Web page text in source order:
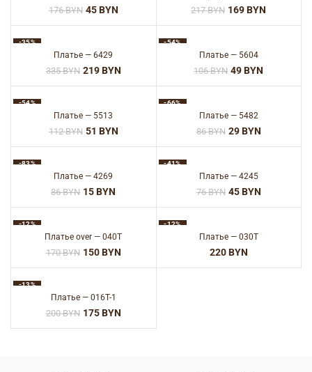
176BYN 45BYN 217BYN 169BYN
-35%
Платье — 6429
335BYN 219BYN
-54%
Платье — 5604
106BYN 49BYN
-54%
Платье — 5513
112BYN 51 BYN
-66%
Платье — 5482
86BYN 29BYN
-83%
Платье — 4269
86BYN 15BYN
-41%
Платье — 4245
76BYN 45BYN
-12%
Платье over — 040T
170BYN 150BYN
-12%
Платье — 030T
BYN
-13%
Платье — 016T-1
200BYN 175BYN